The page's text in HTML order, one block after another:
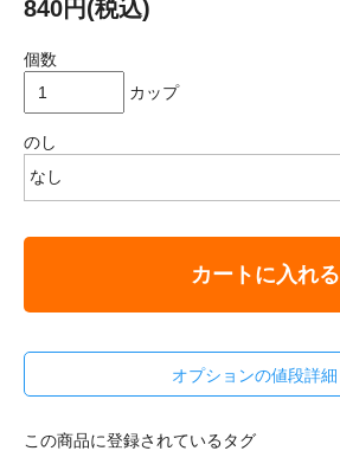
840円(税込)
個数
カップ
のし
カートに入れる
オプションの値段詳細
この商品に登録されているタグ